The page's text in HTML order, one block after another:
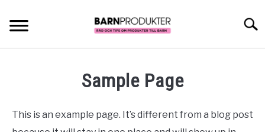
content
PRESENT
Sample Page
This is an example page. It’s different from a blog post